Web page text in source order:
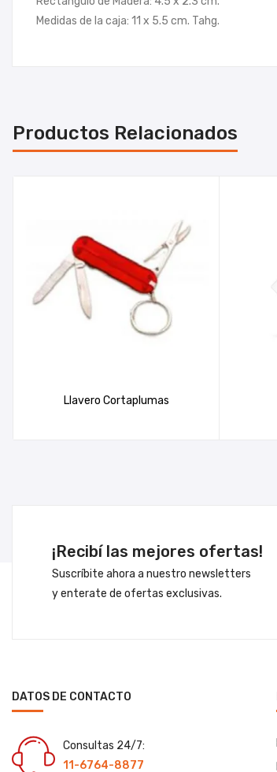
Medidas de la caja: 11 x 5.5 cm. Tahg.
Productos Relacionados
Llavero Cortaplumas
¡Recibí las mejores ofertas!
Suscríbite ahora a nuestro newsletters
y enterate de ofertas exclusivas.
DATOS DE CONTACTO
Consultas 24/7:
11-6764-8877